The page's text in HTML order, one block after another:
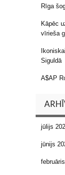
Rīga
Kāpēc
vīrieša
Siguldā
A$AP
jūlijs
jūnijs